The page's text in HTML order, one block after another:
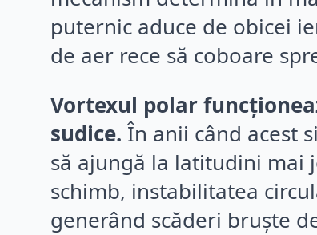
puternic aduce de obicei
de aer rece să coboare
Vortexul polar
sudice. În anii când acest
să ajungă la latitudini mai
schimb, instabilitatea
generând scăderi bruște